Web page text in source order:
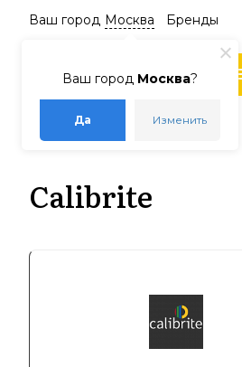
Ваш город Москва?
Да Изменить
Ваш город Москва Бренды
Главная – Бренды
Calibrite